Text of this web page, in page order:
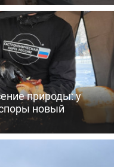
природы: у
новый